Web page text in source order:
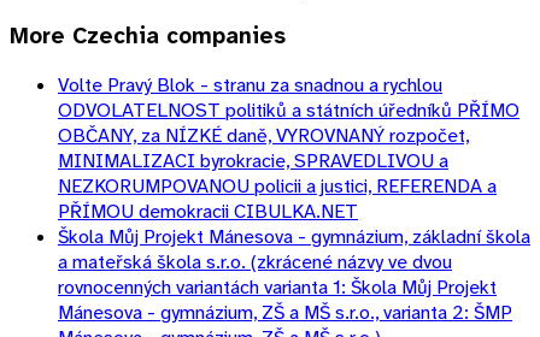
More Czechia companies
Volte Pravý Blok - stranu za snadnou a rychlou
ODVOLATELNOST politiků a státních úředníků PŘÍMO
OBČANY, za NÍZKÉ daně, VYROVNANÝ rozpočet,
MINIMALIZACI byrokracie, SPRAVEDLIVOU a
NEZKORUMPOVANOU policii a justici, REFERENDA a
PŘÍMOU demokracii CIBULKA.NET
Škola Můj Projekt Mánesova - gymnázium, základní škola
a mateřská škola s.r.o. (zkrácené názvy ve dvou
rovnocenných variantách varianta 1: Škola Můj Projekt
Mánesova - gymnázium, ZŠ a MŠ s.r.o., varianta 2: ŠMP